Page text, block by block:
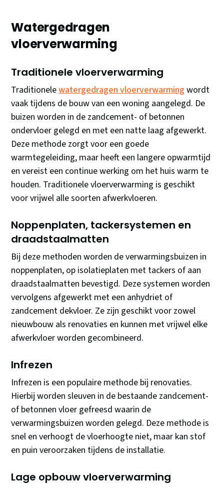
Watergedragen
vloerverwarming
Traditionele vloerverwarming
Traditionelewatergedragen vloerverwarming wordt
vaak tijdens de bouw van een woning aangelegd. De
buizen worden in de zandcement- of betonnen
ondervloer gelegd en met een natte laag afgewerkt.
Deze methode zorgt voor een goede
warmtegeleiding, maar heeft een langere opwarmtijd
en vereist een continue werking om het huis warm te
houden. Traditionele vloerverwarming is geschikt
voor vrijwel alle soorten afwerkvloeren.
Noppenplaten, tackersystemen en
draadstaalmatten
Bij deze methoden worden de verwarmingsbuizen in
noppenplaten, op isolatieplaten met tackers of aan
draadstaalmatten bevestigd. Deze systemen worden
vervolgens afgewerkt met een anhydriet of
zandcement dekvloer. Ze zijn geschikt voor zowel
nieuwbouw als renovaties en kunnen met vrijwel elke
afwerkvloer worden gecombineerd.
Infrezen
Infrezen is een populaire methode bij renovaties.
Hierbij worden sleuven in de bestaande zandcement-
of betonnen vloer gefreesd waarin de
verwarmingsbuizen worden gelegd. Deze methode is
snel en verhoogt de vloerhoogte niet, maar kan stof
en puin veroorzaken tijdens de installatie.
Lage opbouw vloerverwarming